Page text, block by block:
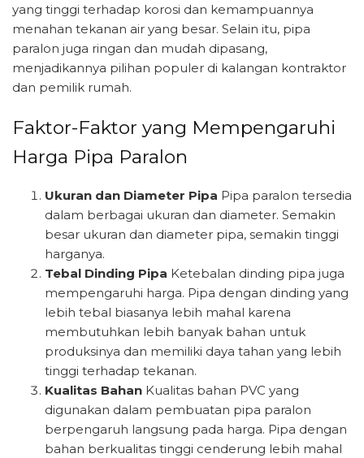
yang tinggi terhadap korosi dan kemampuannya
menahan tekanan air yang besar. Selain itu, pipa
paralon juga ringan dan mudah dipasang,
menjadikannya pilihan populer di kalangan kontraktor
dan pemilik rumah.
Faktor-Faktor yang Mempengaruhi
Harga Pipa Paralon
Ukuran dan Diameter Pipa Pipa paralon tersedia
dalam berbagai ukuran dan diameter. Semakin
besar ukuran dan diameter pipa, semakin tinggi
harganya.
Tebal Dinding Pipa Ketebalan dinding pipa juga
mempengaruhi harga. Pipa dengan dinding yang
lebih tebal biasanya lebih mahal karena
membutuhkan lebih banyak bahan untuk
produksinya dan memiliki daya tahan yang lebih
tinggi terhadap tekanan.
Kualitas Bahan Kualitas bahan PVC yang
digunakan dalam pembuatan pipa paralon
berpengaruh langsung pada harga. Pipa dengan
bahan berkualitas tinggi cenderung lebih mahal